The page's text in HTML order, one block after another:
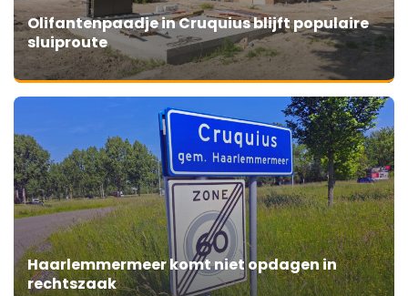
Olifantenpaadje in Cruquius blijft populaire
sluiproute
Haarlemmermeer komt niet opdagen in
rechtszaak